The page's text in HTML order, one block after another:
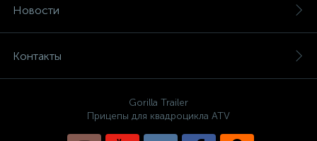
Новости
Контакты
Gorilla Trailer
Прицепы для квадроцикла ATV